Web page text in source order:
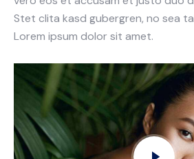
Stet clita kasd gubergren, no sea
Lorem ipsum dolor sit amet.